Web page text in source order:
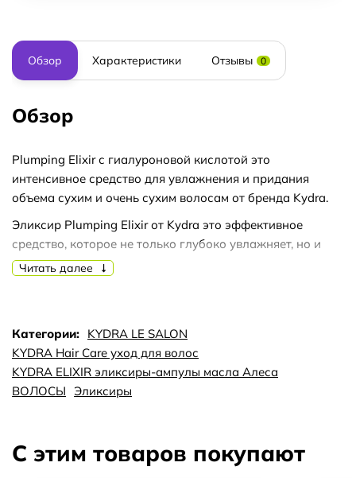
Обзор Характеристики Отзывы 0
Обзор
Plumping Elixir с гиалуроновой кислотой это
интенсивное средство для увлажнения и придания
объема сухим и очень сухим волосам от бренда Kydra.
Эликсир Plumping Elixir от Kydra это эффективное
средство, которое не только глубоко увлажняет, но и
выравнивает структуру кутикулы, а также отлично
шалфея, можжевельника, рицина, лимонной цедры,
календулы и розмарина, а также бета-каротин, - все
компоненты работают в гармонии для улучшения
состояния волос.
компонент или наносить отдельно перед мытьем. Для
этого равномерно распределите содержимое ампулы по
Читать далее
Категории: KYDRA LE SALON
KYDRA Hair Care уход для волос
KYDRA ELIXIR эликсиры-ампулы масла Алеса
ВОЛОСЫ
Эликсиры
С этим товаров покупают